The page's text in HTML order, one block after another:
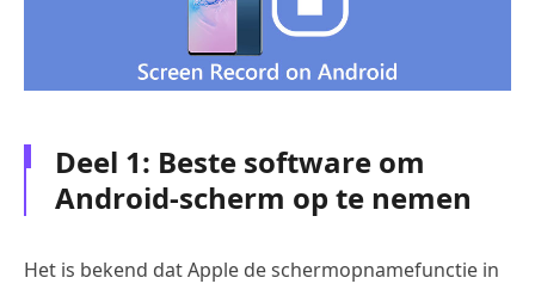
Deel 1: Beste software om
Android-scherm op te nemen
Het is bekend dat Apple de schermopnamefunctie in